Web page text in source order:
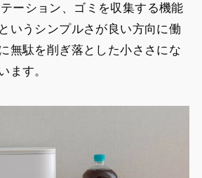
ーション、ゴミを収集する機能
いうシンプルさが良い方向に働
無駄を削ぎ落とした小ささにな
ます。